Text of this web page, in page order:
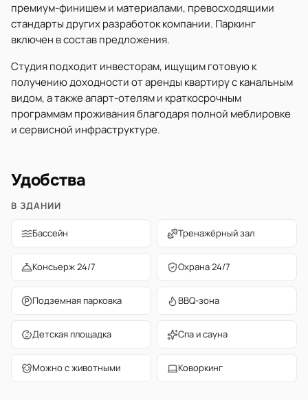
премиум-финишем и материалами, превосходящими
стандарты других разработок компании. Паркинг
включен в состав предложения.
Студия подходит инвесторам, ищущим готовую к
получению доходности от аренды квартиру с канальным
видом, а также апарт-отелям и краткосрочным
программам проживания благодаря полной меблировке
и сервисной инфраструктуре.
Удобства
В ЗДАНИИ
Бассейн Тренажёрный зал
Консьерж 24/7 Охрана 24/7
Подземная парковка BBQ-зона
Детская площадка Спа и сауна
Можно с животными Коворкинг